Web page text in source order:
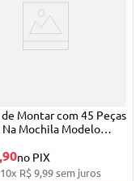
Montar com 45 Peças
Na Mochila Modelo
no PIX
10x R$9,99sem juros